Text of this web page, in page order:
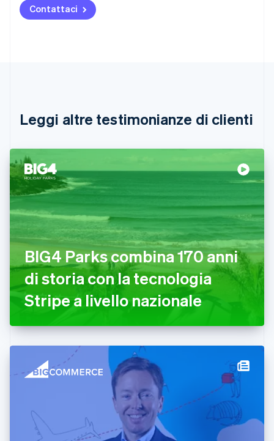
Contattaci
Leggi altre testimonianze di clienti
BIG4 Parks combina 170 anni
di storia con la tecnologia
Stripe a livello nazionale
DeutschEnglish
English Français
Cina continentale
Cipro
English
Croazia
EnglishItaliano
Danimarca
English
Emirati Arabi Uniti
English
Estonia
English
Finlandia
Francia
Germania
Giappone
日本語 English
Gibilterra
English